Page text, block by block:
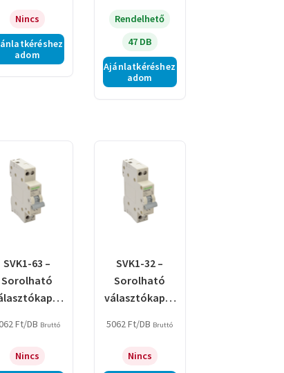
Nincs
adom
Rendelhető
47 DB
Ajánlatkéréshez
adom
SVK1-63 –
Sorolható
Ft/DB Bruttó
Nincs
SVK1-32 –
Sorolható
választókapcs
5062Ft/DB Bruttó
Nincs